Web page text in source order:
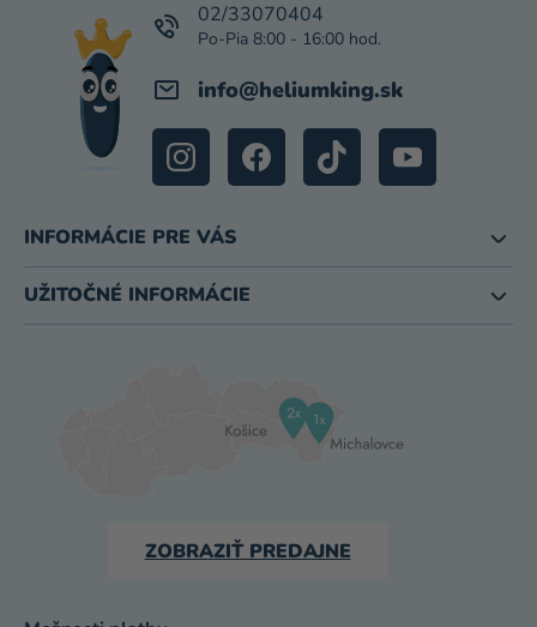
info@heliumking.sk
02/33070404
INFORMÁCIE PRE VÁS
UŽITOČNÉ INFORMÁCIE
ZOBRAZIŤ PREDAJNE